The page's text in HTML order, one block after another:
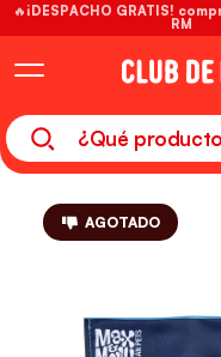
AGOTADO
🔥¡DESPACHO GRATIS!
RM